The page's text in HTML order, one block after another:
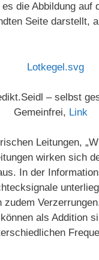
die Abbildung auf
Seite darstellt,
– selbst
Gemeinfrei, Link
Leitungen,
wirken sich
In der
zudem
als Addition